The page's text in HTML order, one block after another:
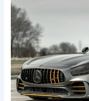
Reklame
Komersial